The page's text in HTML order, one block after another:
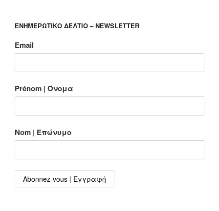
ΕΝΗΜΕΡΩΤΙΚΟ ΔΕΛΤΙΟ – NEWSLETTER
Email
Prénom | Όνομα
Nom | Επώνυμο